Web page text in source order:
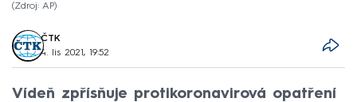
Zdroj: AP
ČTK
4. lis 2021, 19:52
Vídeň zpřísňuje protikoronavirová opatření